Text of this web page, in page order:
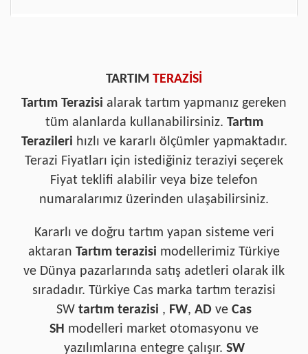
TARTIM TERAZİSİ
Tartım Terazisi alarak tartım yapmanız gereken
tüm alanlarda kullanabilirsiniz. Tartım
Terazileri hızlı ve kararlı ölçümler yapmaktadır.
Terazi Fiyatları için istediğiniz teraziyi seçerek
Fiyat teklifi alabilir veya bize telefon
numaralarımız üzerinden ulaşabilirsiniz.
Kararlı ve doğru tartım yapan sisteme veri
aktaran Tartım terazisi modellerimiz Türkiye
ve Dünya pazarlarında satış adetleri olarak ilk
sıradadır. Türkiye Cas marka tartım terazisi
SW tartım terazisi , FW, AD ve Cas
SH modelleri market otomasyonu ve
yazılımlarına entegre çalışır. SW